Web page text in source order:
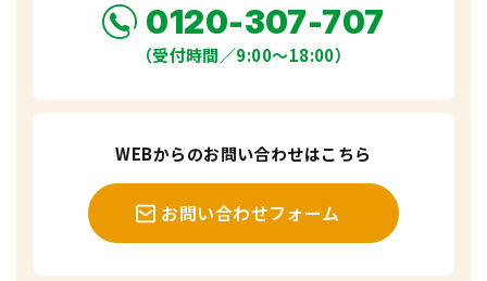
0120-307-707
（受付時間／9:00〜18:00）
WEBからのお問い合わせはこちら
お問い合わせフォーム